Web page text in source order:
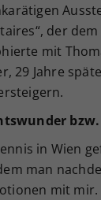
der
mit
29 Jahre
bzw.
in Wien
man
mit